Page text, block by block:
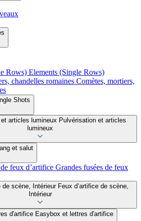
Elements (Single Rows)
Comètes, mortiers,
Shots
Pulvérisation et articles
lumineux
et salut
Grandes fusées de feux
Feux d’artifice de scène,
Intérieur
Easybox et lettres d'artifice